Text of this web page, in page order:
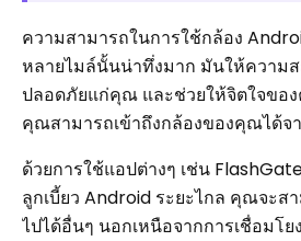
ความสามารถในการใช้กล้อง
หลายไมล์นั้นน่าทึ่งมาก มันให้ความ
ปลอดภัยแก่คุณ และช่วยให้จิตใจขอ
คุณสามารถเข้าถึงกล้องของคุณได้จ
ด้วยการใช้แอปต่างๆ เช่น
ลูกเบี้ยว Android ระยะไกล คุณจะส
ไปได้อื่นๆ นอกเหนือจากการเชื่อมโ